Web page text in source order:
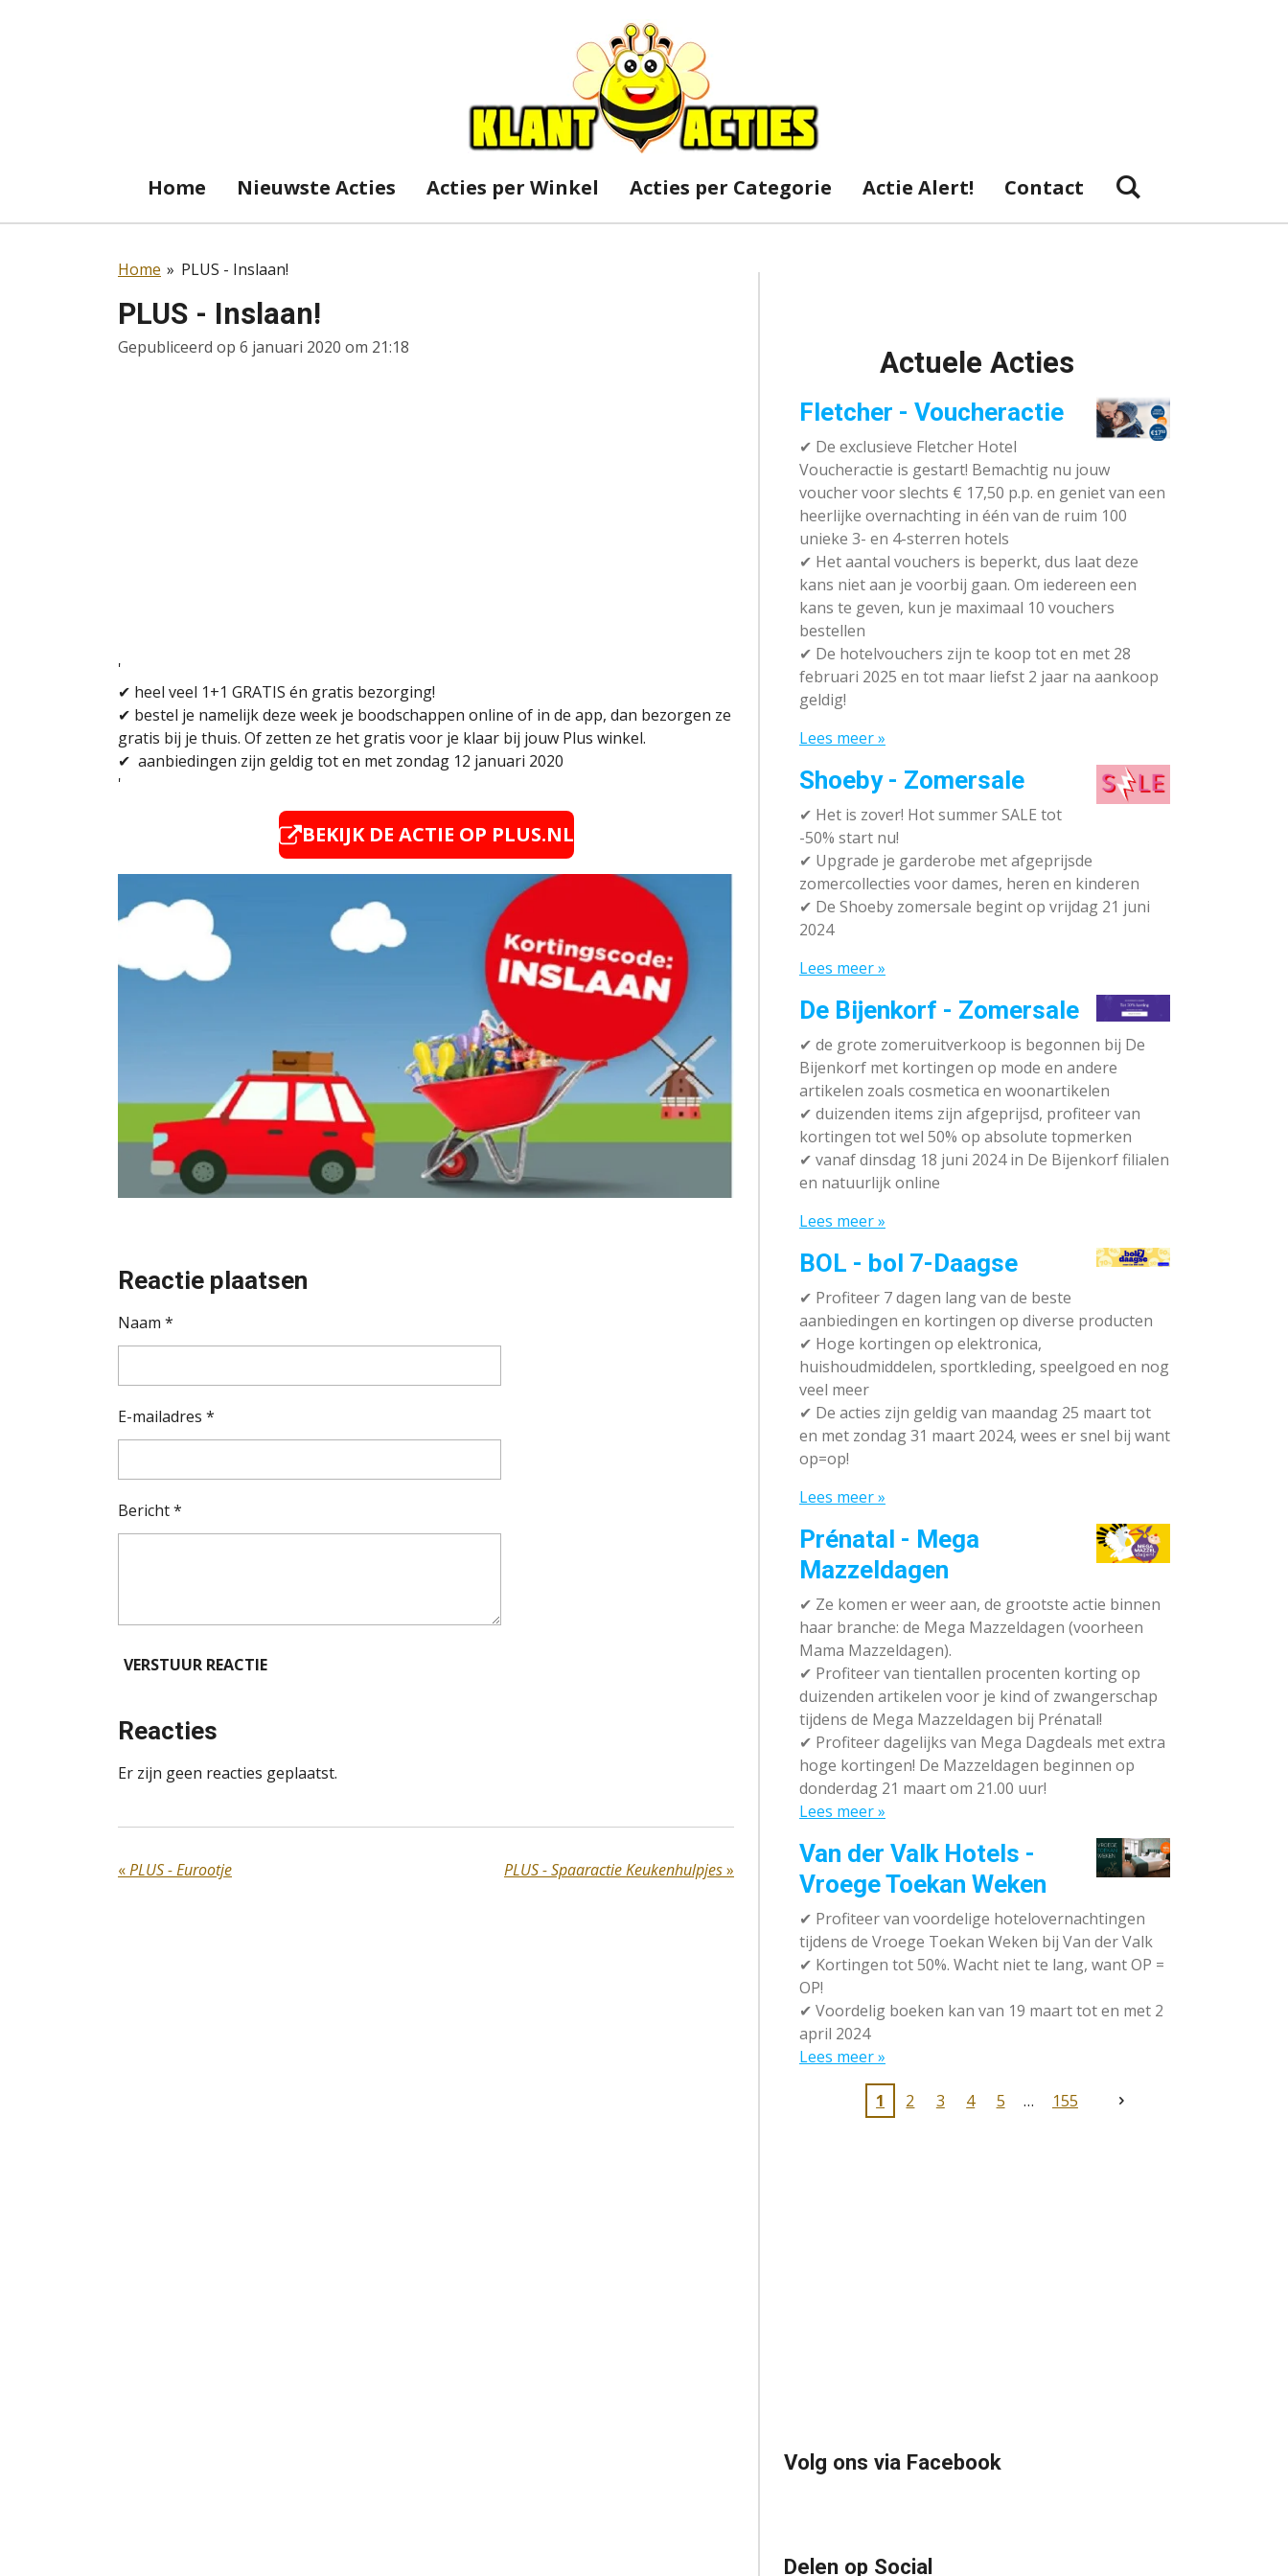
Home Nieuwste Acties Acties per Winkel Acties per Categorie Actie Alert! Contact
Home » PLUS - Inslaan!
PLUS - Inslaan!
Gepubliceerd op 6 januari 2020 om 21:18
'
✔ heel veel 1+1 GRATIS én gratis bezorging!
✔ bestel je namelijk deze week je boodschappen online of in de app, dan bezorgen ze
gratis bij je thuis. Of zetten ze het gratis voor je klaar bij jouw Plus winkel.
✔ aanbiedingen zijn geldig tot en met zondag 12 januari 2020
'
BEKIJK DE ACTIE OP PLUS.NL
Reactie plaatsen
Naam *
E-mailadres *
Bericht *
VERSTUUR REACTIE
Reacties
Er zijn geen reacties geplaatst.
«PLUS - Eurootje PLUS - Spaaractie Keukenhulpjes»
Actuele Acties
Fletcher - Voucheractie
✔ De exclusieve Fletcher Hotel
Voucheractie is gestart! Bemachtig nu jouw
voucher voor slechts € 17,50 p.p. en geniet van een
heerlijke overnachting in één van de ruim 100
unieke 3- en 4-sterren hotels
✔ Het aantal vouchers is beperkt, dus laat deze
kans niet aan je voorbij gaan. Om iedereen een
kans te geven, kun je maximaal 10 vouchers
bestellen
✔ De hotelvouchers zijn te koop tot en met 28
februari 2025 en tot maar liefst 2 jaar na aankoop
geldig!
Lees meer »
Shoeby - Zomersale
✔ Het is zover! Hot summer SALE tot
-50% start nu!
✔ Upgrade je garderobe met afgeprijsde
zomercollecties voor dames, heren en kinderen
✔ De Shoeby zomersale begint op vrijdag 21 juni
2024
Lees meer »
De Bijenkorf - Zomersale
✔ de grote zomeruitverkoop is begonnen bij De
Bijenkorf met kortingen op mode en andere
artikelen zoals cosmetica en woonartikelen
✔ duizenden items zijn afgeprijsd, profiteer van
kortingen tot wel 50% op absolute topmerken
✔ vanaf dinsdag 18 juni 2024 in De Bijenkorf filialen
en natuurlijk online
Lees meer »
BOL - bol 7-Daagse
✔ Profiteer 7 dagen lang van de beste
aanbiedingen en kortingen op diverse producten
✔ Hoge kortingen op elektronica,
huishoudmiddelen, sportkleding, speelgoed en nog
veel meer
✔ De acties zijn geldig van maandag 25 maart tot
en met zondag 31 maart 2024, wees er snel bij want
op=op!
Lees meer »
Prénatal - Mega
Mazzeldagen
✔ Ze komen er weer aan, de grootste actie binnen
haar branche: de Mega Mazzeldagen (voorheen
Mama Mazzeldagen).
✔ Profiteer van tientallen procenten korting op
duizenden artikelen voor je kind of zwangerschap
tijdens de Mega Mazzeldagen bij Prénatal!
✔ Profiteer dagelijks van Mega Dagdeals met extra
hoge kortingen! De Mazzeldagen beginnen op
donderdag 21 maart om 21.00 uur!
Lees meer »
Van der Valk Hotels -
Vroege Toekan Weken
✔ Profiteer van voordelige hotelovernachtingen
tijdens de Vroege Toekan Weken bij Van der Valk
✔ Kortingen tot 50%. Wacht niet te lang, want OP =
OP!
✔ Voordelig boeken kan van 19 maart tot en met 2
april 2024
Lees meer »
1 2 3 4 5 155
Volg ons via Facebook
Delen op Social